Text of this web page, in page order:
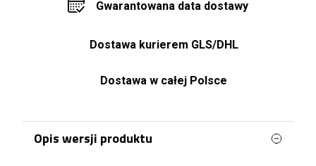
Gwarantowana data dostawy
Dostawa kurierem GLS/DHL
Dostawa w całej Polsce
Opis wersji produktu